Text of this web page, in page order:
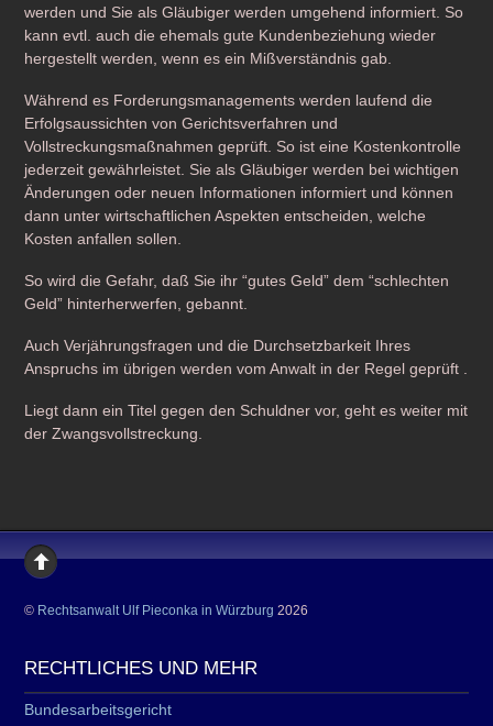
werden und Sie als Gläubiger werden umgehend informiert. So
kann evtl. auch die ehemals gute Kundenbeziehung wieder
hergestellt werden, wenn es ein Mißverständnis gab.
Während es Forderungsmanagements werden laufend die
Erfolgsaussichten von Gerichtsverfahren und
Vollstreckungsmaßnahmen geprüft. So ist eine Kostenkontrolle
jederzeit gewährleistet. Sie als Gläubiger werden bei wichtigen
Änderungen oder neuen Informationen informiert und können
dann unter wirtschaftlichen Aspekten entscheiden, welche
Kosten anfallen sollen.
So wird die Gefahr, daß Sie ihr “gutes Geld” dem “schlechten
Geld” hinterherwerfen, gebannt.
Auch Verjährungsfragen und die Durchsetzbarkeit Ihres
Anspruchs im übrigen werden vom Anwalt in der Regel geprüft .
Liegt dann ein Titel gegen den Schuldner vor, geht es weiter mit
der Zwangsvollstreckung.
© Rechtsanwalt Ulf Pieconka in Würzburg 2026
RECHTLICHES UND MEHR
Bundesarbeitsgericht